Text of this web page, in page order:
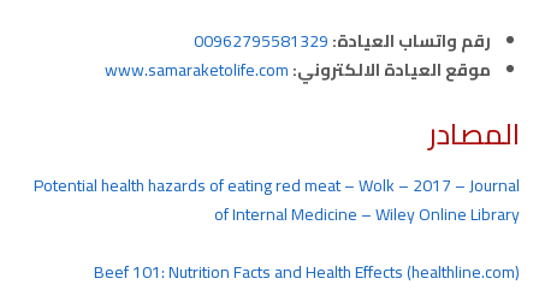
رقم واتساب العيادة:00962795581329
موقع العيادة الالكتروني:www.samaraketolife.com
المصادر
Potential health hazards of eating red meat – Wolk – 2017 – Journal
of Internal Medicine – Wiley Online Library
Beef 101: Nutrition Facts and Health Effects (healthline.com)